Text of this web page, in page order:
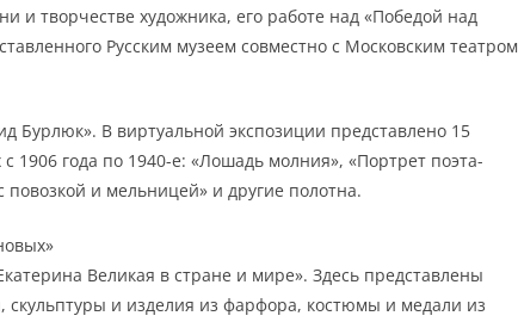
творчестве художника, его работе над «Победой над
Русским музеем совместно с Московским театром
Бурлюк». В виртуальной экспозиции представлено 15
1906 года по 1940-е: «Лошадь молния», «Портрет поэта-
повозкой и мельницей» и другие полотна.
Великая в стране и мире». Здесь представлены
и изделия из фарфора, костюмы и медали из